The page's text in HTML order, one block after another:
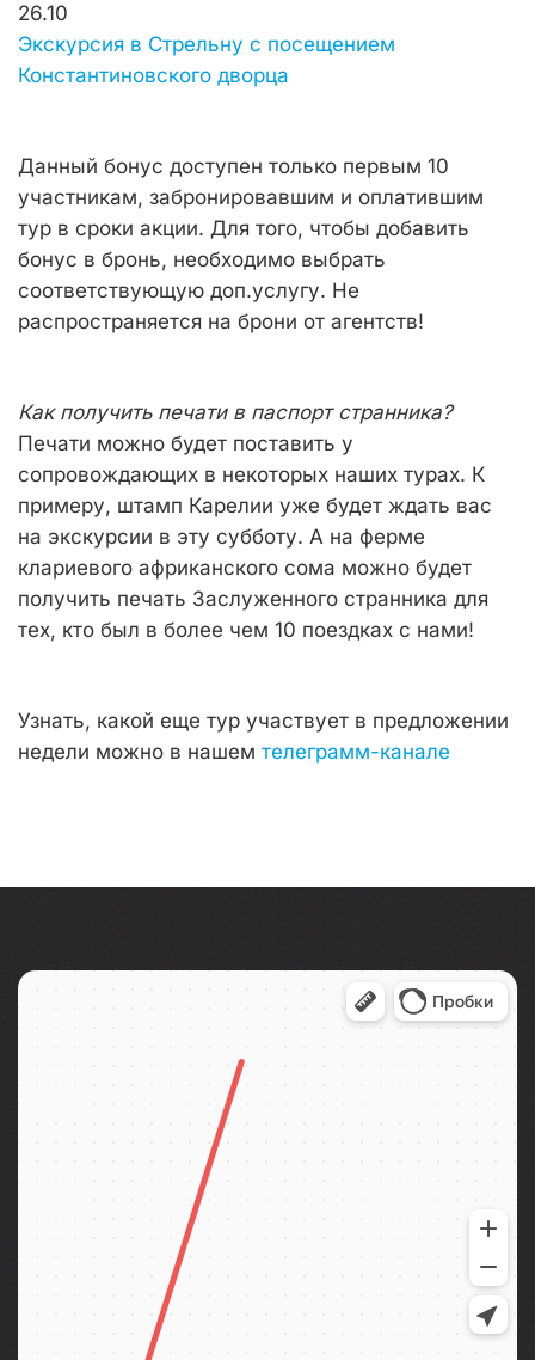
26.10
Экскурсия в Стрельну с посещением
Константиновского дворца
Данный бонус доступен только первым 10
участникам, забронировавшим и оплатившим
тур в сроки акции. Для того, чтобы добавить
бонус в бронь, необходимо выбрать
соответствующую доп.услугу. Не
распространяется на брони от агентств!
Как получить печати в паспорт странника?
Печати можно будет поставить у
сопровождающих в некоторых наших турах. К
примеру, штамп Карелии уже будет ждать вас
на экскурсии в эту субботу. А на ферме
клариевого африканского сома можно будет
получить печать Заслуженного странника для
тех, кто был в более чем 10 поездках с нами!
Узнать, какой еще тур участвует в предложении
недели можно в нашем телеграмм-канале